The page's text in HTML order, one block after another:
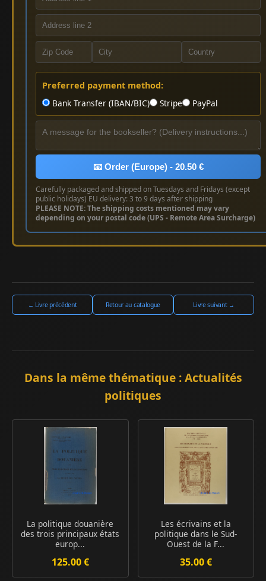
Preferred payment method:
Bank Transfer (IBAN/BIC)
Stripe PayPal
📧 Order (Europe) - 20.50 €
Carefully packaged and shipped on Tuesdays and Fridays (except
public holidays) EU delivery: 3 to 9 days after shipping
PLEASE NOTE: The shipping costs mentioned may vary
depending on your postal code (UPS - Remote Area Surcharge)
← Livre précédent Retour au catalogue Livre suivant →
Dans la même thématique : Actualités
politiques
La politique douanière
des trois principaux états
europ...
125.00 €
Les écrivains et la
politique dans le Sud-
Ouest de la F...
35.00 €